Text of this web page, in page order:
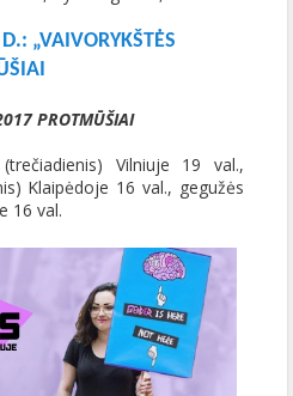
„VAIVORYKŠTĖS
PROTMŪŠIAI
Vilniuje 19 val.,
Klaipėdoje 16 val., gegužės
16 val.